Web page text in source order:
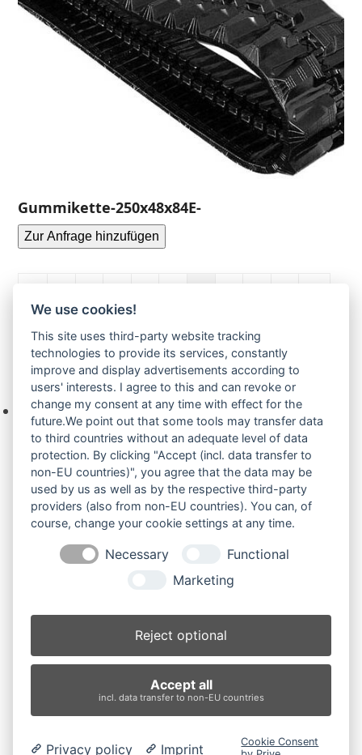
Gummikette-250x48x84E-
Zur Anfrage hinzufügen
6
38
39 40
Ihre Anfrage
Keine Produkte in der Anfrageliste.
Produktsuche
Suchen
Kategorie auswählen
Produkt-Schlagwörter
BolzenBuchsenBuchsen und Bolzen
Endantrieb
LaufrolleLeitradNachiRubber Tracks Sprocket
We use cookies!
This site uses third-party website tracking
technologies to provide its services, constantly
improve and display advertisements according to
users' interests. I agree to this and can revoke or
change my consent at any time with effect for the
future.We point out that some tools may transfer data
to third countries without an adequate level of data
protection. By clicking "Accept (incl. data transfer to
non-EU countries)", you agree that the data may be
used by us as well as by the respective third-party
providers (also from non-EU countries). You can, of
course, change your cookie settings at any time.
Necessary
Functional
Marketing
Reject optional
Accept all
incl. data transfer to non-EU countries
Privacy policy Imprint
Cookie Consent